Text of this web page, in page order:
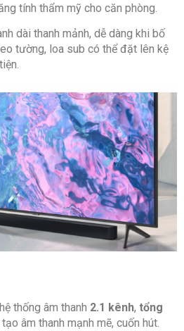
âm trầm Bass Boost
tự động điều chỉnh âm
Control
tính thẩm mỹ cho căn phòng.
dài thanh mảnh, dễ dàng khi bố
tường, loa sub có thể đặt lên kệ
thống âm thanh 2.1 kênh, tổng
âm thanh mạnh mẽ, cuốn hút.